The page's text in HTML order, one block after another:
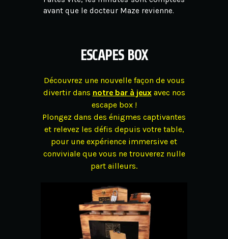
avant que le docteur Maze revienne.
ESCAPES BOX
Découvrez une nouvelle façon de vous
divertir dans notre bar à jeuxavec nos
escape box !
Plongez dans des énigmes captivantes
et relevez les défis depuis votre table,
pour une expérience immersive et
conviviale que vous ne trouverez nulle
part ailleurs.